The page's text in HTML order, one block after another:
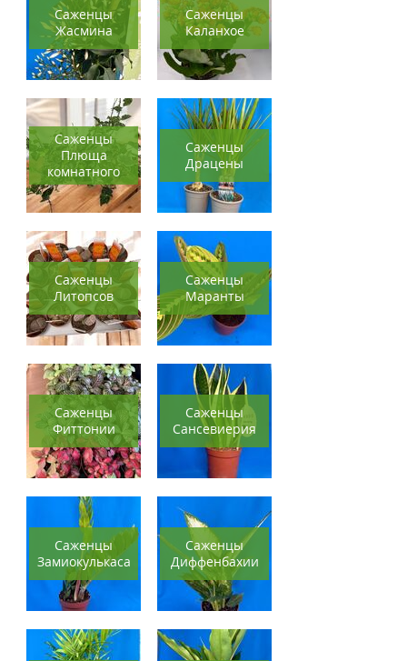
Саженцы
Жасмина
Саженцы
Каланхое
Саженцы
Плюща
комнатного
Саженцы
Драцены
Саженцы
Литопсов
Саженцы
Маранты
Саженцы
Фиттонии
Саженцы
Сансевиерия
Саженцы
Замиокулькаса
Саженцы
Диффенбахии